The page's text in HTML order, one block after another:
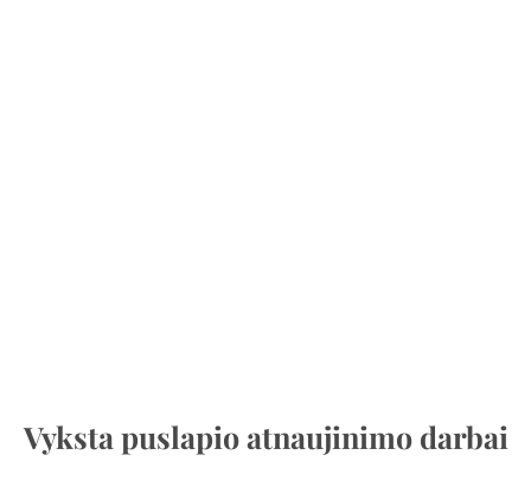
Vyksta puslapio atnaujinimo darbai